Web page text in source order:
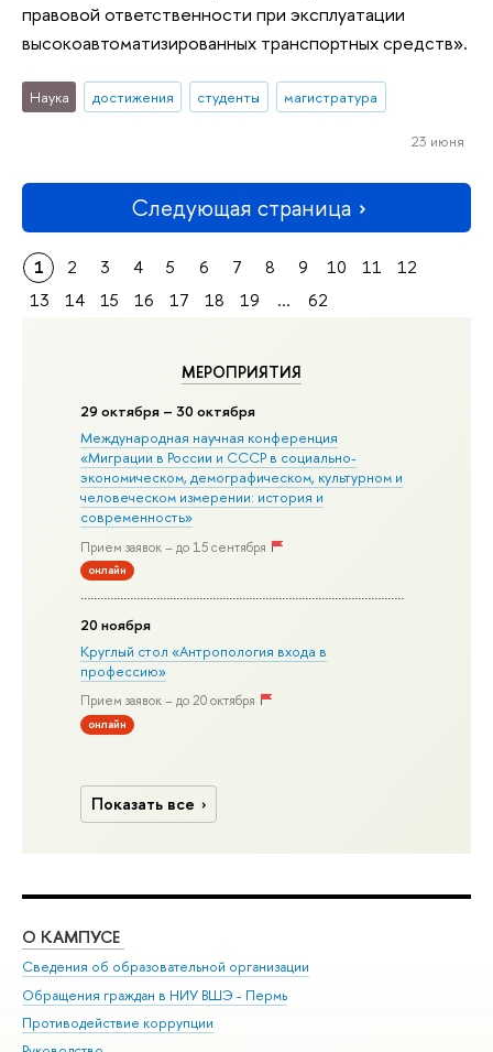
МЕРОПРИЯТИЯ
29 октября – 30 октября
Международная научная конференция
«Миграции в Росcии и СССР в социально-
экономическом, демографическом, культурном и
человеческом измерении: история и
современность»
Прием заявок – до 15 сентября
онлайн
20 ноября
Круглый стол «Антропология входа в
профессию»
Прием заявок – до 20 октября
онлайн
Показать все
правовой ответственности при эксплуатации
высокоавтоматизированных транспортных средств».
Наука достижения студенты магистратура
23 июня
Следующая страница
1 2 3 4 5 6 7 8 9 10 11
12
13
14 15 16 17 18 19 ... 62
О КАМПУСЕ
Сведения об образовательной организации
Обращения граждан в НИУ ВШЭ - Пермь
Противодействие коррупции